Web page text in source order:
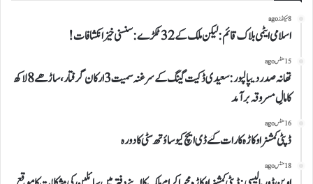
8 سیکنڈز ago
اسلامی ایٹمی بلاک قائم: لیکن ملک کے 32 ٹکڑے: سنسنی خیز انکشافات!
15 منٹس ago
تھانہ صدر دیپالپور: سعیدی ڈکیت گینگ کے سرغنہ سمیت 3 ارکان گرفتار، ساڑھے 8 لاکھ
کا مالِ مسروقہ برآمد
16 منٹس ago
ڈپٹی کمشنر اوکاڑہ کا رات گئے ڈی ایچ کیو ساؤتھ سٹی کا دورہ
18 منٹس ago